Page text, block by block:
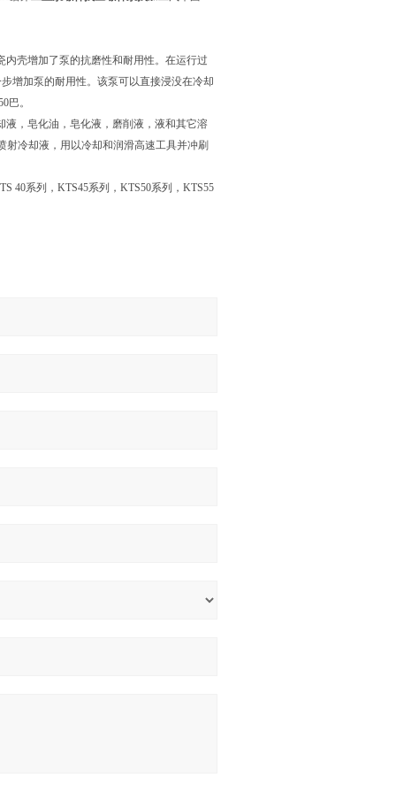
壳增加了泵的抗磨性和耐用性。在运行过
增加泵的耐用性。该泵可以直接浸没在冷却
巴。
，皂化油，皂化液，磨削液，液和其它溶
冷却液，用以冷却和润滑高速工具并冲刷
40系列，KTS45系列，KTS50系列，KTS55